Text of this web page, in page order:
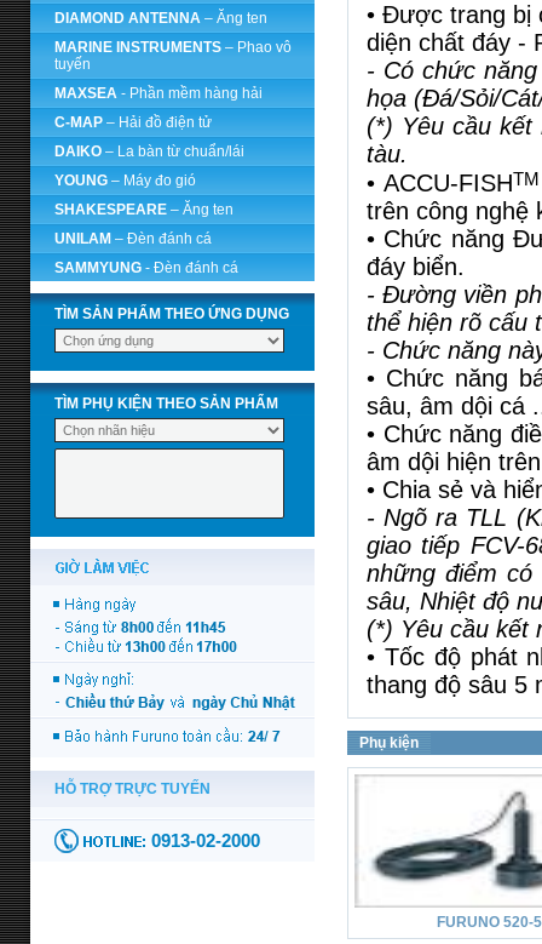
DIAMOND ANTENNA – Ăng ten
MARINE INSTRUMENTS – Phao vô
tuyến
MAXSEA - Phần mềm hàng hải
C-MAP – Hải đồ điện tử
DAIKO – La bàn từ chuẩn/lái
YOUNG – Máy đo gió
SHAKESPEARE – Ăng ten
UNILAM – Đèn đánh cá
SAMMYUNG - Đèn đánh cá
TÌM SẢN PHẨM THEO ỨNG DỤNG
TÌM PHỤ KIỆN THEO SẢN PHẨM
• Được trang bị
diện chất đáy -
- Có chức
họa (Đá/Sỏi/
(*) Yêu cầu kết
tàu.
• ACCU-FISHTM
trên công nghệ
• Chức năng
đáy biển.
- Đường viền
thể hiện rõ cấu
- Chức năng
• Chức năng
sâu, âm dội cá
• Chức năng
âm dội hiện
• Chia sẻ và
- Ngõ ra TLL
giao tiếp FCV-
những điểm
sâu, Nhiệt độ
(*) Yêu cầu kết
• Tốc độ phát
thang độ sâu 5
Phụ kiện
FURUNO 520-